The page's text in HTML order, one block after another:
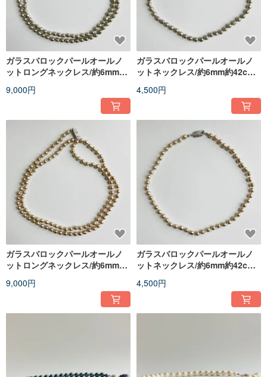
ガラスバロックパールオールノ
ットロングネックレス/約6mm約
ー/made in japan
9,000円
ガラスバロックパールオールノ
ットネックレス/約6mm約42cm/
japan
4,500円
ガラスバロックパールオールノ
ットロングネックレス/約6mm約
japan
9,000円
ガラスバロックパールオールノ
ットネックレス/約6mm約42cm/
4,500円